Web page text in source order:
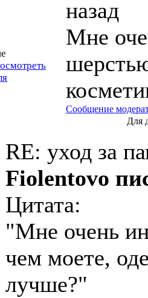
назад
Мне
Сообщение
Для
RE: уход за
Fiolentovo
Цитата:
"Мне очень
чем моете,
лучше?"